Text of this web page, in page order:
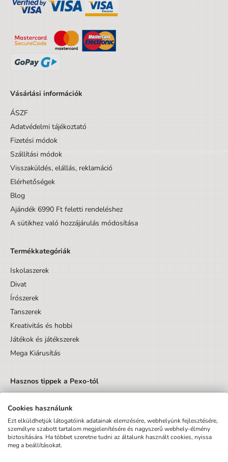
Dizájnos tétel
Tömeg
Vásárlási információk
ÁSZF
Adatvédelmi tájékoztató
Fizetési módok
Szállítási módok
Visszaküldés, elállás, reklamáció
Elérhetőségek
Blog
Ajándék 6990 Ft feletti rendeléshez
A sütikhez való hozzájárulás módosítása
Termékkategóriák
Iskolaszerek
Divat
Írószerek
Tanszerek
Kreativitás és hobbi
Játékok és játékszerek
Mega Kiárusítás
Hasznos tippek a Pexo-tól
Küldés
Cookies használunk
Ezt elküldhetjük látogatóink adatainak elemzésére, webhelyünk fejlesztésére,
személyre szabott tartalom megjelenítésére és nagyszerű webhely-élmény
biztosítására. Ha többet szeretne tudni az általunk használt cookies, nyissa
meg a beállításokat.